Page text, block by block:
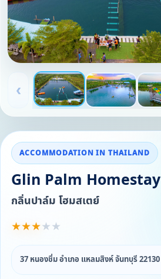
‹
ACCOMMODATION IN THAILAND
Glin Palm Homestay
กลิ่นปาล์ม โฮมสเตย์
★★★★★
37 หนองชิ่ม อำเภอ แหลมสิงห์ จันทบุรี 22130